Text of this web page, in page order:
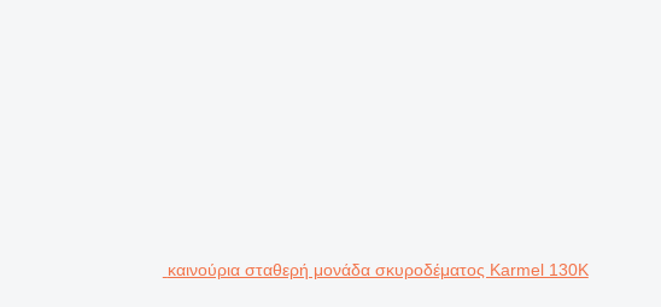
καινούρια σταθερή μονάδα σκυροδέματος Karmel 130K